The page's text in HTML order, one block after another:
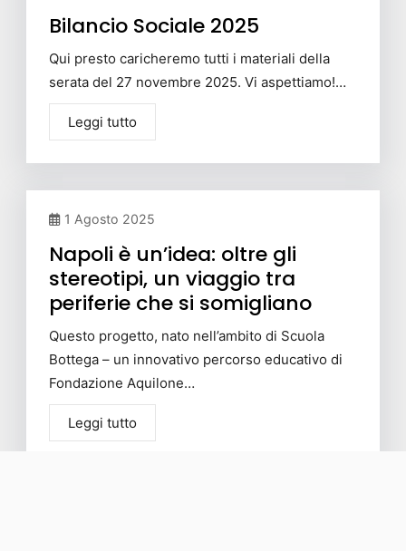
Bilancio Sociale 2025
Qui presto caricheremo tutti i materiali della
serata del 27 novembre 2025. Vi aspettiamo!…
Leggi tutto
1 Agosto 2025
Napoli è un’idea: oltre gli
stereotipi, un viaggio tra
periferie che si somigliano
Questo progetto, nato nell’ambito di Scuola
Bottega – un innovativo percorso educativo di
Fondazione Aquilone…
Leggi tutto